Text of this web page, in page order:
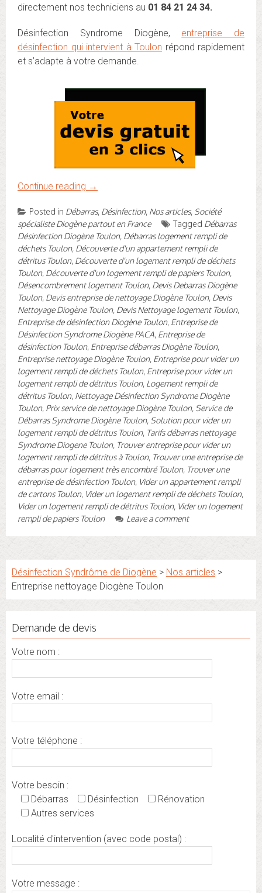
directement nos techniciens au 01 84 21 24 34.
Désinfection Syndrome Diogène, entreprise de
désinfection qui intervient à Toulon répond rapidement
et s’adapte à votre demande.
Continue reading →
Posted in Débarras, Désinfection, Nos articles, Société
spécialiste Diogène partout en France
Tagged Débarras
Désinfection Diogène Toulon, Débarras logement rempli de
déchets Toulon, Découverte d'un appartement rempli de
détritus Toulon, Découverte d'un logement rempli de déchets
Toulon, Découverte d'un logement rempli de papiers Toulon,
Désencombrement logement Toulon, Devis Debarras Diogène
Toulon, Devis entreprise de nettoyage Diogène Toulon, Devis
Nettoyage Diogène Toulon, Devis Nettoyage logement Toulon,
Entreprise de désinfection Diogène Toulon, Entreprise de
Désinfection Syndrome Diogène PACA, Entreprise de
désinfection Toulon, Entreprise débarras Diogène Toulon,
Entreprise nettoyage Diogène Toulon, Entreprise pour vider un
logement rempli de déchets Toulon, Entreprise pour vider un
logement rempli de détritus Toulon, Logement rempli de
détritus Toulon, Nettoyage Désinfection Syndrome Diogène
Toulon, Prix service de nettoyage Diogène Toulon, Service de
Débarras Syndrome Diogène Toulon, Solution pour vider un
logement rempli de détritus Toulon, Tarifs débarras nettoyage
Syndrome Diogene Toulon, Trouver entreprise pour vider un
logement rempli de détritus à Toulon, Trouver une entreprise de
débarras pour logement très encombré Toulon, Trouver une
entreprise de désinfection Toulon, Vider un appartement rempli
de cartons Toulon, Vider un logement rempli de déchets Toulon,
Vider un logement rempli de détritus Toulon, Vider un logement
rempli de papiers Toulon
Leave a comment
Désinfection Syndrôme de Diogène > Nos articles >
Entreprise nettoyage Diogène Toulon
Demande de devis
Votre nom :
Votre email :
Votre téléphone :
Votre besoin :
Débarras
Désinfection
Rénovation
Autres services
Localité d'intervention (avec code postal) :
Votre message :